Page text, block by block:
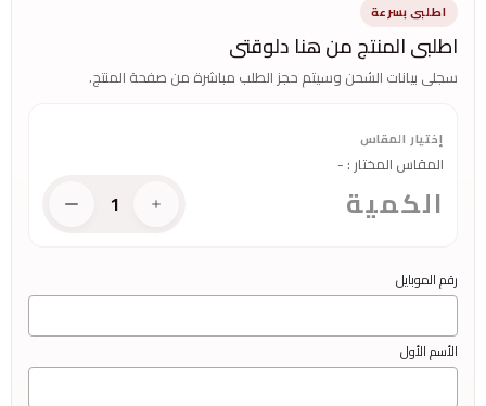
اطلبى بسرعة
اطلبى المنتج من هنا دلوقتى
سجلى بيانات الشحن وسيتم حجز الطلب مباشرة من صفحة المنتج.
إختيار المقاس
المقاس المختار :
-
الكمية 1
رقم الموبايل
الأسم الأول